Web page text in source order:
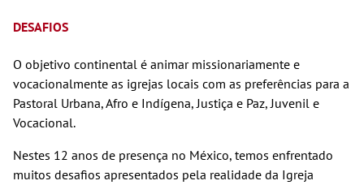
DESAFIOS
O objetivo continental é animar missionariamente e
vocacionalmente as igrejas locais com as preferências para a
Pastoral Urbana, Afro e Indígena, Justiça e Paz, Juvenil e
Vocacional.
Nestes 12 anos de presença no México, temos enfrentado
muitos desafios apresentados pela realidade da Igreja